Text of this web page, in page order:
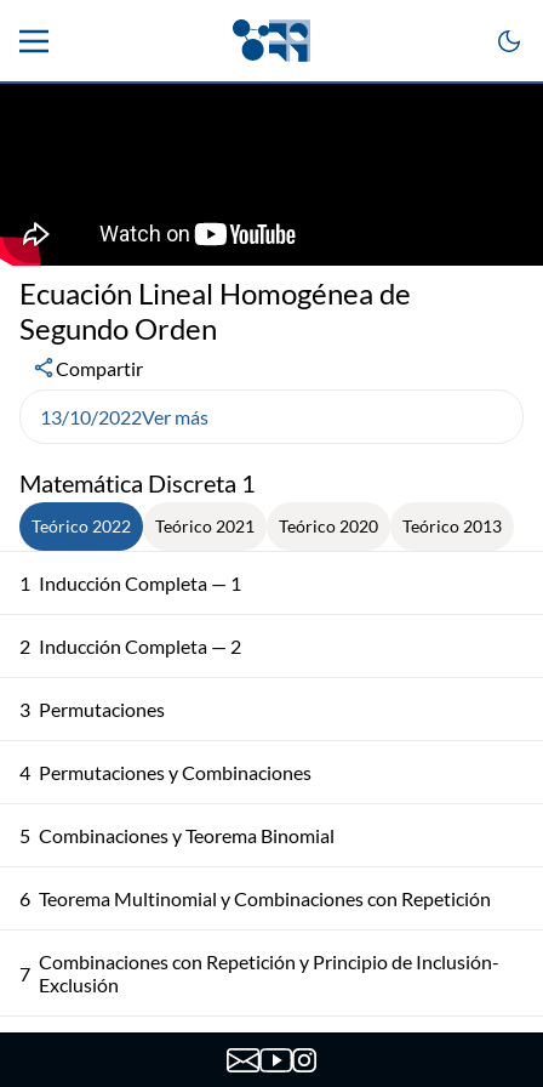
Matemática Discreta 1
Teórico 2022 Teórico 2021 Teórico 2020 Teórico 2013
1 Inducción Completa — 1
2 Inducción Completa — 2
3 Permutaciones
4 Permutaciones y Combinaciones
5 Combinaciones y Teorema Binomial
6 Teorema Multinomial y Combinaciones con Repetición
7 Combinaciones con Repetición y Principio de Inclusión-
Exclusión
Principio de Inclusión-Exclusión
Ecuación Lineal Homogénea de
Segundo Orden
Compartir
13/10/2022Ver más